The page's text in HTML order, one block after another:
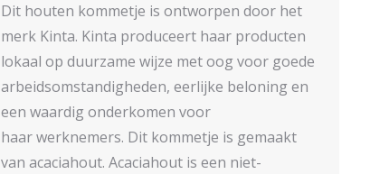
Dit houten kommetje is ontworpen door het
merk Kinta. Kinta produceert haar producten
lokaal op duurzame wijze met oog voor goede
arbeidsomstandigheden, eerlijke beloning en
een waardig onderkomen voor
haar werknemers. Dit kommetje is gemaakt
van acaciahout. Acaciahout is een niet-